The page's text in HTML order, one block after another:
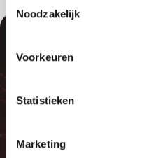
Noodzakelijk
Voorkeuren
Statistieken
Marketing